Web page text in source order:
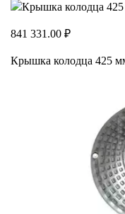
841 331.00 ₽
Крышка колодца 425